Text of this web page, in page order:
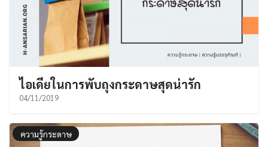
ไอเดียในการพับถุงกระดาษสุดน่ารัก
04/11/2019
ความรู้กระดาษ